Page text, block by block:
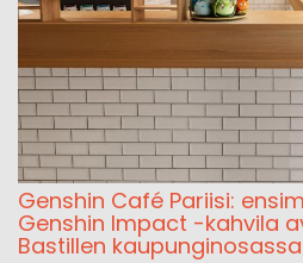
Genshin Café Pariisi:
Genshin Impact -kahvila
Bastillen kaupunginosassa